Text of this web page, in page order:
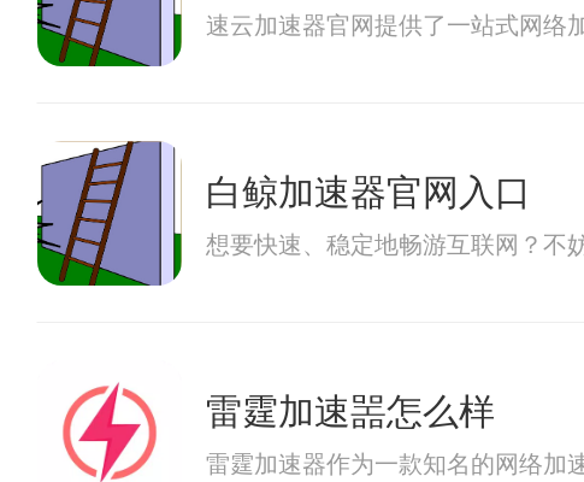
速云加速器官网提供了一站式网络
白鲸加速器官网入口
想要快速、稳定地畅游互联网？不
雷霆加速噐怎么样
雷霆加速器作为一款知名的网络加